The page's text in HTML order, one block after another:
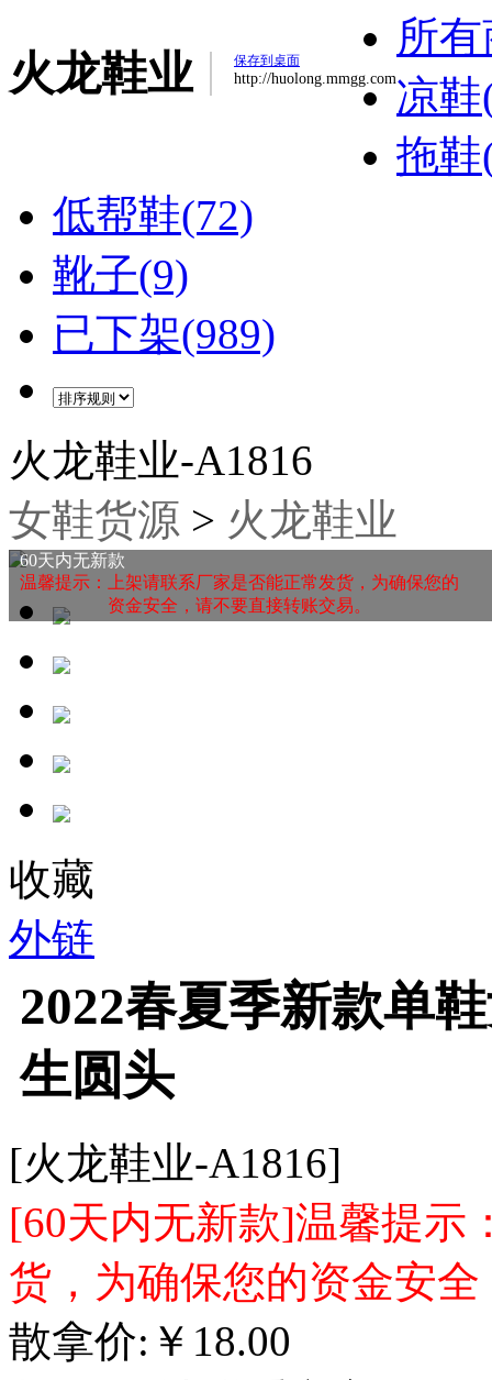
火龙鞋业 保存到桌面
http://huolong.mmgg.com
所
凉鞋
拖鞋
低帮鞋(72)
靴子(9)
已下架(989)
火龙鞋业-A1816
女鞋货源 > 火龙鞋业
60天内无新款
温馨提示：上架请联系厂家是否能正常发货，为确保您的
资金安全，请不要直接转账交易。
收藏
外链
2022春夏季新款单
生圆头
[火龙鞋业-A1816]
[60天内无新款]温馨提示
货，为确保您的资金安
散拿价: ￥ 18.00